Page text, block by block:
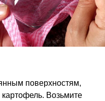
поверхностям,
Возьмите